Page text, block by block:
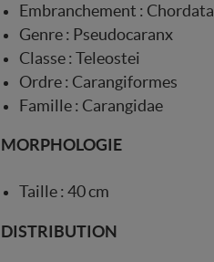
Embranchement : Chordata
Genre : Pseudocaranx
Classe : Teleostei
Ordre : Carangiformes
Famille : Carangidae
MORPHOLOGIE
Taille : 40 cm
DISTRIBUTION